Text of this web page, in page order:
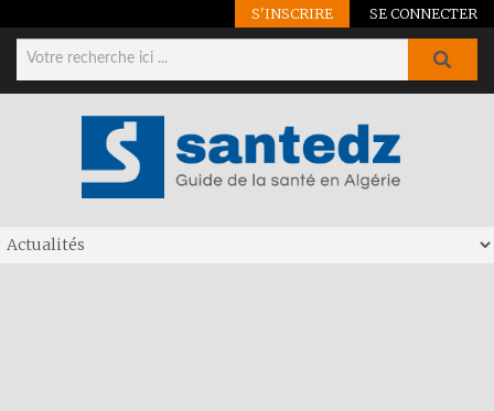
S'INSCRIRE SE CONNECTER